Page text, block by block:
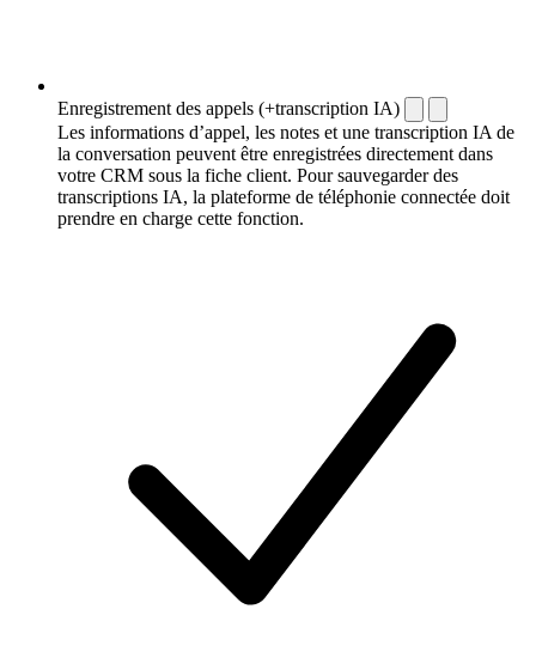
Enregistrement des appels (+transcription IA)
Les informations d’appel, les notes et une transcription IA de
la conversation peuvent être enregistrées directement dans
votre CRM sous la fiche client. Pour sauvegarder des
transcriptions IA, la plateforme de téléphonie connectée doit
prendre en charge cette fonction.